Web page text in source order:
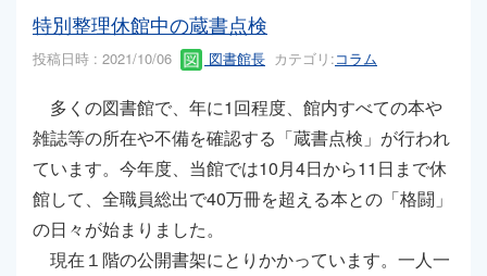
特別整理休館中の蔵書点検
投稿日時 : 2021/10/06 図書館長 カテゴリ:コラム
多くの図書館で、年に1回程度、館内すべての本や
雑誌等の所在や不備を確認する「蔵書点検」が行われ
ています。今年度、当館では10月4日から11日まで休
館して、全職員総出で40万冊を超える本との「格闘」
の日々が始まりました。
現在１階の公開書架にとりかかっています。一人一